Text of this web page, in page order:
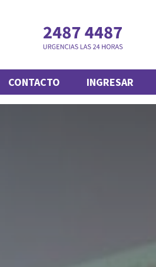
CONTACTO INGRESAR